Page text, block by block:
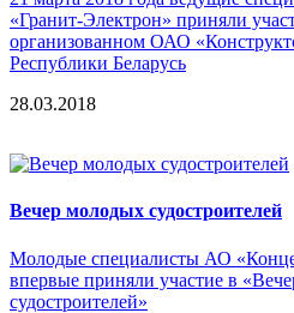
«Гранит-Электрон» приняли
организованном ОАО
Республики Беларусь
28.03.2018
Вечер молодых судостроителей
Молодые специалисты АО
впервые приняли участие в
судостроителей»